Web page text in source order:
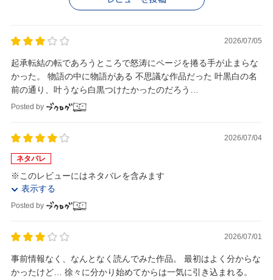
2026/07/05
起承転結の転であろうところで怒涛にページを捲る手が止まらな
かった。 物語の中に物語がある 不思議な作品だった 叶黒白の名
前の通り、叶うなら白黒つけたかったのだろう…
Posted by
2026/07/04
ネタバレ
※このレビューにはネタバレを含みます
表示する
Posted by
2026/07/01
事前情報なく、なんとなく読んでみた作品。 最初はよく分からな
かったけど… 徐々に分かり始めてからは一気に引き込まれる。